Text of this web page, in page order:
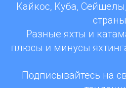
Кайкос, Куба,
Разные яхты и
плюсы и минусы
Подписывайтесь на